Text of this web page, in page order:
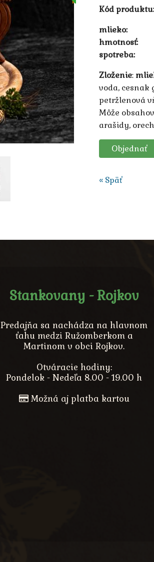
Kód produktu:
Zloženie:
voda, cesnak
petržlenová
Môže
arašidy,
mlieko
hmotnosť
spotreba
« Späť
Objednať
Stankovany - Rojkov
Predajňa sa nachádza na hlavnom
ťahu medzi Ružomberkom a
Martinom v obci Rojkov.
Otváracie hodiny:
Pondelok - Nedeľa 8.00 - 19.00 h
Možná aj platba kartou